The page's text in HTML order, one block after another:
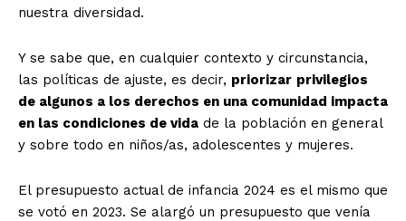
nuestra diversidad.
Y se sabe que, en cualquier contexto y circunstancia,
las políticas de ajuste, es decir, priorizar privilegios
de algunos a los derechos en una comunidad impacta
en las condiciones de vida de la población en general
y sobre todo en niños/as, adolescentes y mujeres.
El presupuesto actual de infancia 2024 es el mismo que
se votó en 2023. Se alargó un presupuesto que venía